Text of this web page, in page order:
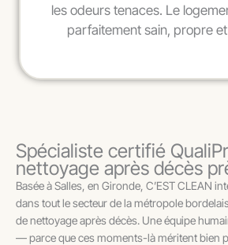
les odeurs tenaces. Le
parfaitement sain, propre
Spécialiste certifié
nettoyage après décès
Basée à Salles, en Gironde, C’EST CLEAN
dans tout le secteur de la métropole
de nettoyage après décès. Une équipe
— parce que ces moments-là méritent bien